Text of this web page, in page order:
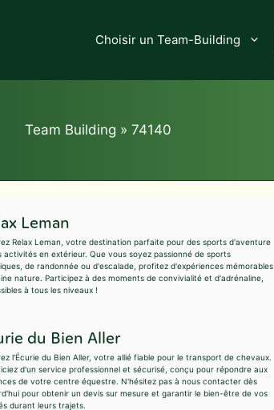
Choisir un Team-Building
Team Building » 74140
Leman
Relax Leman, votre destination parfaite pour des sports d'aventure
activités en extérieur. Que vous soyez passionné de sports
de randonnée ou d'escalade, profitez d'expériences mémorables
nature. Participez à des moments de convivialité et d'adrénaline,
à tous les niveaux !
du Bien Aller
l'Écurie du Bien Aller, votre allié fiable pour le transport de chevaux.
d'un service professionnel et sécurisé, conçu pour répondre aux
de votre centre équestre. N'hésitez pas à nous contacter dès
pour obtenir un devis sur mesure et garantir le bien-être de vos
durant leurs trajets.